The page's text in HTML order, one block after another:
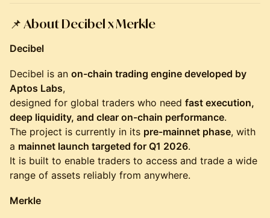
📌 About Decibel x Merkle
Decibel
Decibel is an on-chain trading engine developed by
Aptos Labs,
designed for global traders who need fast execution,
deep liquidity, and clear on-chain performance.
The project is currently in its pre-mainnet phase, with
a mainnet launch targeted for Q1 2026.
It is built to enable traders to access and trade a wide
range of assets reliably from anywhere.
Merkle